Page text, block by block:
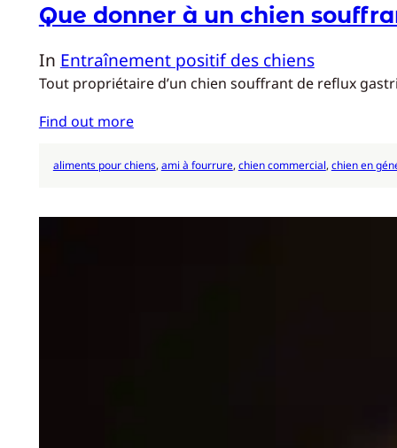
Que donner à un chien
In Entraînement positif des chiens
Tout propriétaire d’un chien souffrant de reflux
Find out more
aliments pour chiens, ami à fourrure, chien commercial, chien en